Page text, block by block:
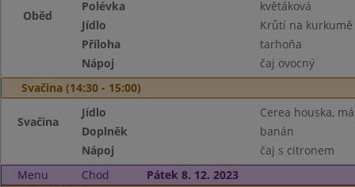
Oběd
Polévka
květáková
Jídlo
Krůtí na kurkumě
Příloha
tarhoňa
Nápoj
čaj ovocný
Svačina (14:30 - 15:00)
Svačina
Jídlo
Cerea houska,
Doplněk
banán
Nápoj
čaj s citronem
Menu
Chod
Pátek 8. 12. 2023